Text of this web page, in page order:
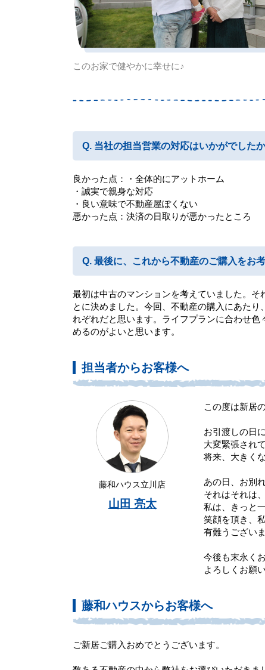
このお家で健やかに幸せに♪
当社の担当営業の対応はいかがでした
良かった点：・全体的にアットホーム
・誠実で親身な対応
・良い意味で不動産屋ぽくない
悪かった点：決済の日取りが悪かったところ
最後に、これから不動産のご購入をお
最初は中古のマンションを考えていました。
とに決めました。今回、不動産の購入にあた
れぞれだと思います。ライフプランに合わせ
めるのがよいと思います。
担当者からお客様へ
藤和ハウス立川店
山田 亮太
この度は新居
お引渡しの日
大変緊張され
将来、大きく
あの日、お別
それはそれは
私は、きっと
笑顔を頂き、
有難うございま
今後も末永く
よろしくお願
藤和ハウスからお客様へ
ご新居ご購入おめでとうございます。